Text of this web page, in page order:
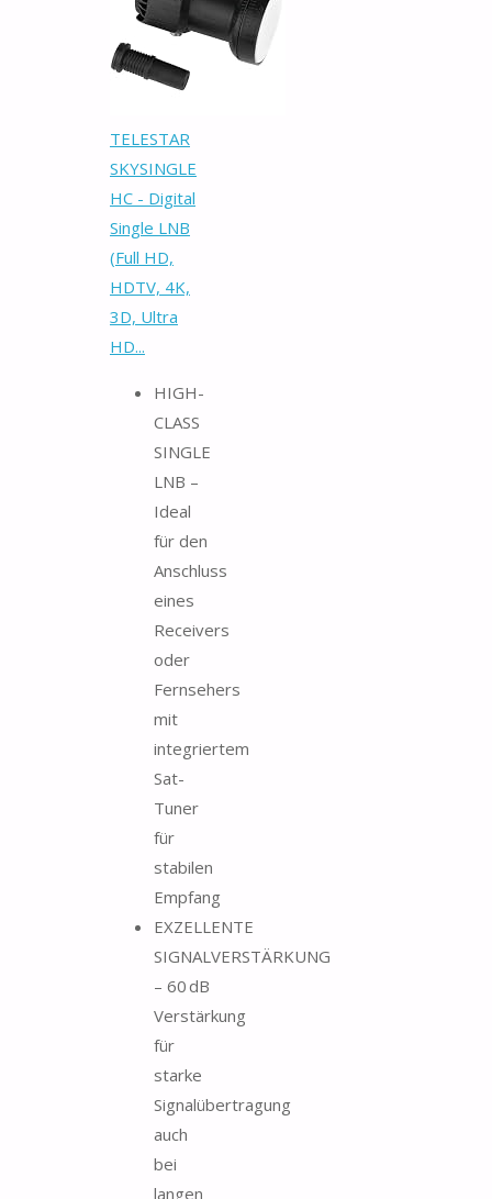
TELESTAR
SKYSINGLE
HC - Digital
Single LNB
(Full HD,
HDTV, 4K,
3D, Ultra
HD...
HIGH-
CLASS
SINGLE
LNB –
Ideal
für den
Anschluss
eines
Receivers
oder
Fernsehers
mit
integriertem
Sat-
Tuner
für
stabilen
Empfang
EXZELLENTE
SIGNALVERSTÄRKUNG
– 60 dB
Verstärkung
für
starke
Signalübertragung
auch
bei
langen